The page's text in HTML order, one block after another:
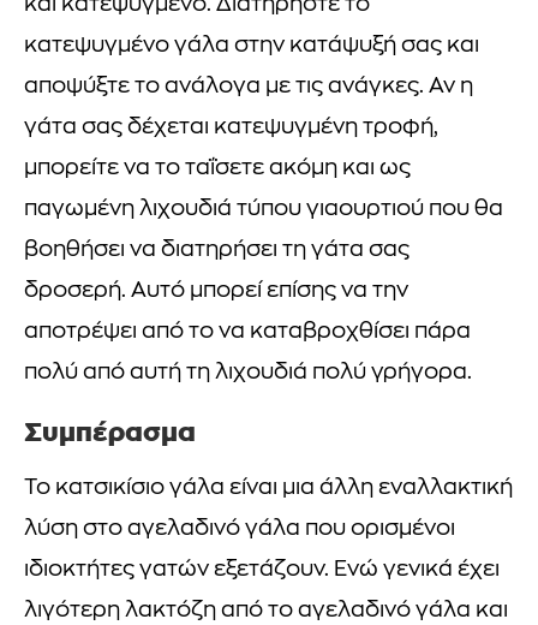
και κατεψυγμένο. Διατηρήστε το
κατεψυγμένο γάλα στην κατάψυξή σας και
αποψύξτε το ανάλογα με τις ανάγκες. Αν η
γάτα σας δέχεται κατεψυγμένη τροφή,
μπορείτε να το ταΐσετε ακόμη και ως
παγωμένη λιχουδιά τύπου γιαουρτιού που θα
βοηθήσει να διατηρήσει τη γάτα σας
δροσερή. Αυτό μπορεί επίσης να την
αποτρέψει από το να καταβροχθίσει πάρα
πολύ από αυτή τη λιχουδιά πολύ γρήγορα.
Συμπέρασμα
Το κατσικίσιο γάλα είναι μια άλλη εναλλακτική
λύση στο αγελαδινό γάλα που ορισμένοι
ιδιοκτήτες γατών εξετάζουν. Ενώ γενικά έχει
λιγότερη λακτόζη από το αγελαδινό γάλα και